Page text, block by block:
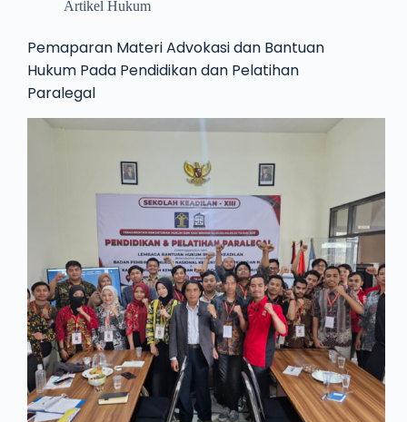
Artikel Hukum
Pemaparan Materi Advokasi dan Bantuan
Hukum Pada Pendidikan dan Pelatihan
Paralegal